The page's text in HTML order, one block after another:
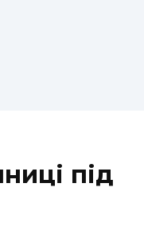
під